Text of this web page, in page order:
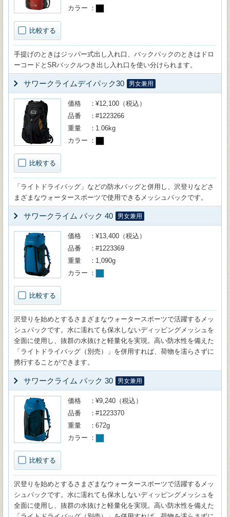
比較する
カラー
手提げのときはジッパー式出し入れ口、バックパックのときはドロ
ーコードとSRバックルつき出し入れ口を使い分けられます。
サワークライムデイパック30 男女兼用
比較する
価格
¥12,100（税込）
品番
#1223266
重量
1.06kg
カラー
「ライトドライバッグ」などの防水バッグと併用し、沢登りなどさ
まざまなウォータースポーツで使用できるメッシュパックです。
サワークライム パック 40 男女兼用
比較する
価格
¥13,400（税込）
品番
#1223369
重量
1,090g
カラー
沢登りを始めとするさまざまなウォータースポーツで活躍するメッ
シュパックです。水に濡れても保水しないディッピングメッシュを
全面に使用し、抜群の水抜けと軽量化を実現。高い防水性を備えた
「ライトドライバッグ（別売）」を併用すれば、荷物を濡らさずに
携行することができます。
サワークライム パック 30 男女兼用
比較する
価格
¥9,240（税込）
品番
#1223370
重量
672g
カラー
沢登りを始めとするさまざまなウォータースポーツで活躍するメッ
シュパックです。水に濡れても保水しないディッピングメッシュを
全面に使用し、抜群の水抜けと軽量化を実現。高い防水性を備えた